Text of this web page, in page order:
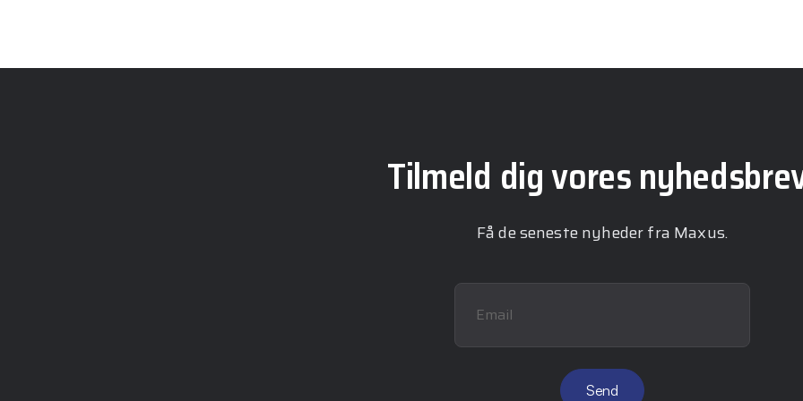
Tilmeld dig vores
Få de seneste nyheder fra Maxus.
Email
Send